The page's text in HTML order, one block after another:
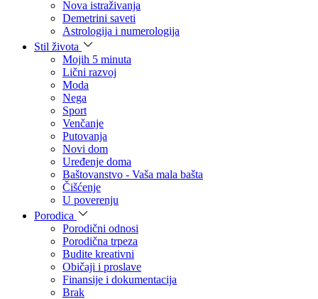
Nova istraživanja
Demetrini saveti
Astrologija i numerologija
Stil života
Mojih 5 minuta
Lični razvoj
Moda
Nega
Sport
Venčanje
Putovanja
Novi dom
Uređenje doma
Baštovanstvo - Vaša mala bašta
Čišćenje
U poverenju
Porodica
Porodični odnosi
Porodična trpeza
Budite kreativni
Običaji i proslave
Finansije i dokumentacija
Brak